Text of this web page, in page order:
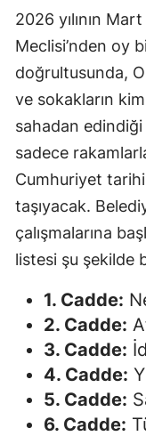
2026 yılının
Meclisi’nden oy
doğrultusunda,
ve sokakların
sahadan
sadece
Cumhuriyet
taşıyacak.
çalışmalarına
listesi şu şekilde
1. Cadde:
2. Cadde:
3. Cadde:
4. Cadde:
5. Cadde:
6. Cadde: